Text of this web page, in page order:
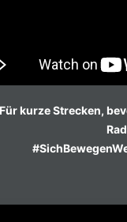
kurze Strecken,